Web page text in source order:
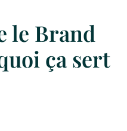
le Brand
ça sert